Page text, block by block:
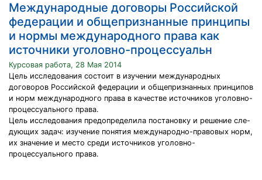
Международные договоры Российской
федерации и общепризнанные принципы
и нормы международного права как
источники уголовно-процессуальн
Курсовая работа, 28 Мая 2014
Цель исследования состоит в изучении международных
договоров Российской федерации и общепризнанных принципов
и норм международного права в качестве источников уголовно-
процессуального права.
Цель исследования предопределила постановку и решение сле-
дующих задач: изучение понятия международно-правовых норм,
их значение и место среди источников уголовно-
процессуального права.